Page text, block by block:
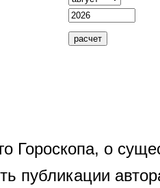
Гороскопа, о
публикации